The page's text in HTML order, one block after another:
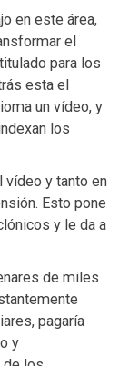
en este área,
el
para los
esta el
un vídeo, y
los
vídeo y tanto en
Esto pone
y le da a
de miles
pagaría
y